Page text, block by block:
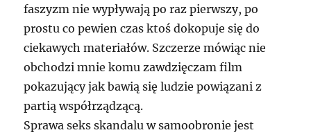
faszyzm nie wypływają po raz pierwszy, po
prostu co pewien czas ktoś dokopuje się do
ciekawych materiałów. Szczerze mówiąc nie
obchodzi mnie komu zawdzięczam film
pokazujący jak bawią się ludzie powiązani z
partią współrządzącą.
Sprawa seks skandalu w samoobronie jest